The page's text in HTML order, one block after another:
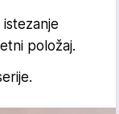
položaj.